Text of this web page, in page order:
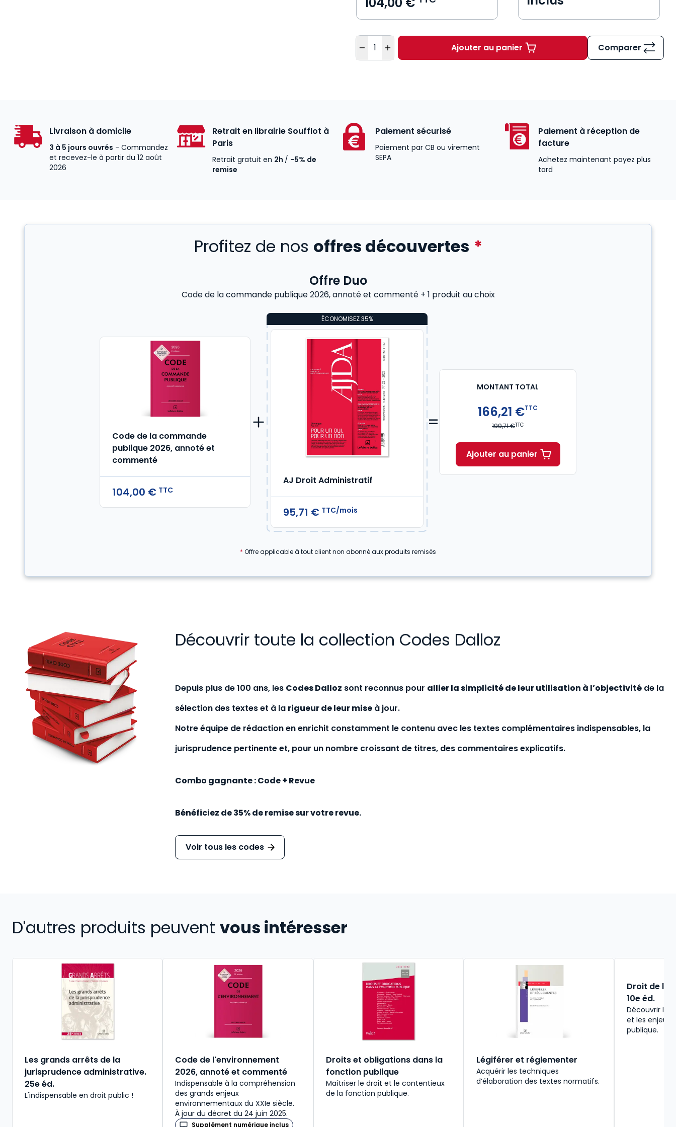
Quantité
Ajouter au panierCode de la commande publique 2026,
Comparer
Livraison à domicile
3 à 5 jours ouvrés - Commandez
et recevez-le à partir du 12 août
2026
Retrait en librairie Soufflot à
Paris
Retrait gratuit en 2h / -5% de
remise
Paiement sécurisé
Paiement par CB ou virement
SEPA
Paiement à réception de
facture
Achetez maintenant payez plus
tard
Profitez de nos offres découvertes *
Offre Duo
Code de la commande publique 2026, annoté et commenté + 1 produit au choix
Code de la commande
publique 2026, annoté et
commenté
104,00 € TTC
ÉCONOMISEZ 35%
AJ Droit Administratif
95,71 € TTC/mois
=
MONTANT TOTAL
166,21 €TTC
199,71 €TTC
Ajouter au panier
* Offre applicable à tout client non abonné aux produits remisés
Découvrir toute la collection Codes Dalloz
Depuis plus de 100 ans, les Codes Dalloz sont reconnus pour allier la simplicité de leur utilisation à l’objectivité de la
sélection des textes et à la rigueur de leur mise à jour.
Notre équipe de rédaction en enrichit constamment le contenu avec les textes complémentaires indispensables, la
jurisprudence pertinente et, pour un nombre croissant de titres, des commentaires explicatifs.
Combo gagnante : Code + Revue
Bénéficiez de 35% de remise sur votre revue.
Voir tous les codes
D'autres produits peuvent vous intéresser
Les grands arrêts de la
jurisprudence administrative.
25e éd.
L'indispensable en droit public !
Code de l'environnement
2026, annoté et commenté
Indispensable à la compréhension
des grands enjeux
environnementaux du XXIe siècle.
À jour du décret du 24 juin 2025.
Supplément numérique inclus
Droits et obligations dans la
fonction publique
Maîtriser le droit et le contentieux
de la fonction publique.
Légiférer et réglementer
Acquérir les techniques
d’élaboration des textes normatifs.
Droit de la
10e éd.
Découvrir
et les enjeux
publique.